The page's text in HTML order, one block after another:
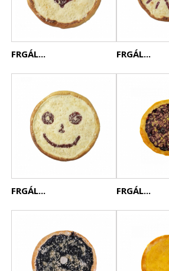
FRGÁL... FRGÁL...
FRGÁL... FRGÁL...